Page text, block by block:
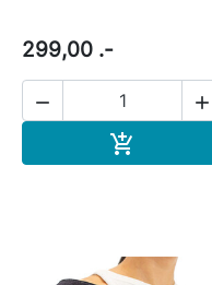
299,00 .-
 
